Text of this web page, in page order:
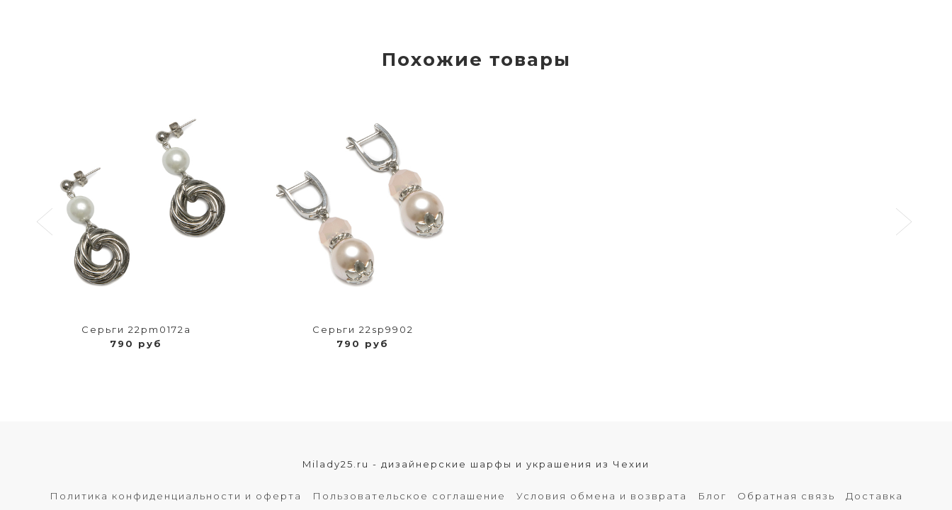
Похожие товары
Серьги 22pm0172a
790 руб
Серьги 22sp9902
790 руб
Milady25.ru - дизайнерские шарфы и украшения из Чехии
Политика конфиденциальности и оферта Пользовательское соглашение Условия обмена и возврата Блог Обратная связь Доставка